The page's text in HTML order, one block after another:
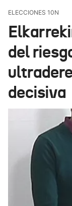
ELECCIONES 10N
del
decisiva